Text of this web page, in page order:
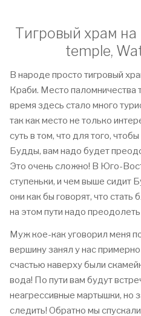
Тигровый храм
temple,
В народе просто тигровый
Краби. Место паломничества
время здесь стало много
так как место не только
суть в том, что для того,
Будды, вам надо будет
Это очень сложно! В Юго-
ступеньки, и чем выше сидит
они как бы говорят, что
на этом пути надо
Муж кое-как уговорил меня
вершину занял у нас
счастью наверху были
вода! По пути вам будут
неагрессивные мартышки, но
следить! Обратно мы